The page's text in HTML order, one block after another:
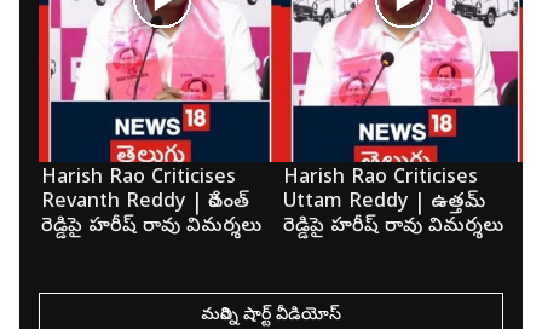
Harish Rao Criticises
Revanth Reddy | రేవంత్
రెడ్డిపై హరీష్ రావు విమర్శలు
Harish Rao Criticises
Uttam Reddy | ఉత్తమ్
రెడ్డిపై హరీష్ రావు విమర్శలు
మరిన్ని షార్ట్ వీడియోస్